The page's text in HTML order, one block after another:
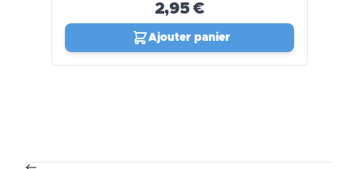
2,95 €
Ajouter panier